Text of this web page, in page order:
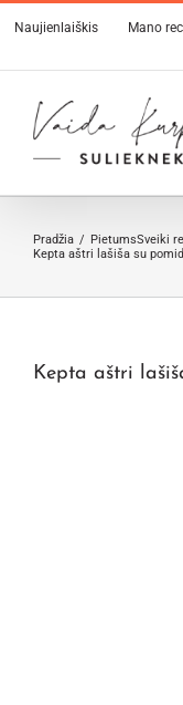
Skip
to
content
Naujienlaiškis Mano
Pradžia PietumsSveiki
Kepta aštri lašiša su
Kepta aštri